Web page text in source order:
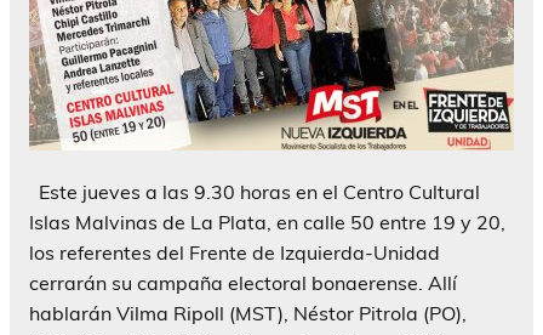
Este jueves a las 9.30 horas en el Centro Cultural
Islas Malvinas de La Plata, en calle 50 entre 19 y 20,
los referentes del Frente de Izquierda-Unidad
cerrarán su campaña electoral bonaerense. Allí
hablarán Vilma Ripoll (MST), Néstor Pitrola (PO),